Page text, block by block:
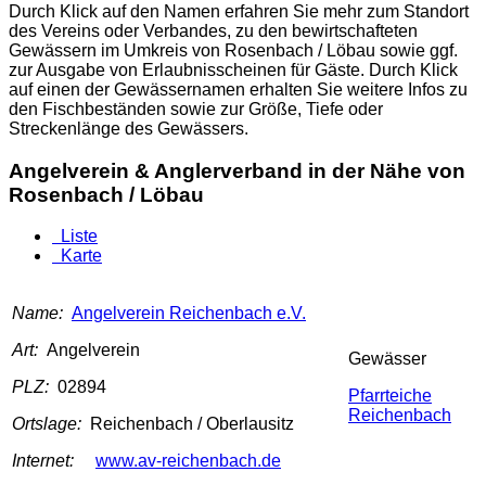
Durch Klick auf den Namen erfahren Sie mehr zum Standort
des Vereins oder Verbandes, zu den bewirtschafteten
Gewässern im Umkreis von Rosenbach / Löbau sowie ggf.
zur Ausgabe von Erlaubnisscheinen für Gäste. Durch Klick
auf einen der Gewässernamen erhalten Sie weitere Infos zu
den Fischbeständen sowie zur Größe, Tiefe oder
Streckenlänge des Gewässers.
Angelverein & Anglerverband in der Nähe von
Rosenbach / Löbau
Liste
Karte
Name: Angelverein Reichenbach e.V.
Art: Angelverein
PLZ: 02894
Ortslage: Reichenbach / Oberlausitz
Internet:
www.av-reichenbach.de
Gewässer
Pfarrteiche
Reichenbach